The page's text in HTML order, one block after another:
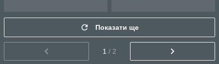
Показати ще
1 / 2